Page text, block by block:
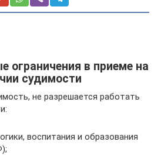
ограничения в приеме на
судимости
не разрешается работать
воспитания и образования